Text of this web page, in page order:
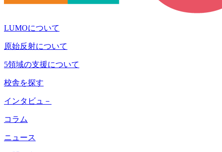
LUMOについて
原始反射について
5領域の支援について
校舎を探す
インタビュ－
コラム
ニュース